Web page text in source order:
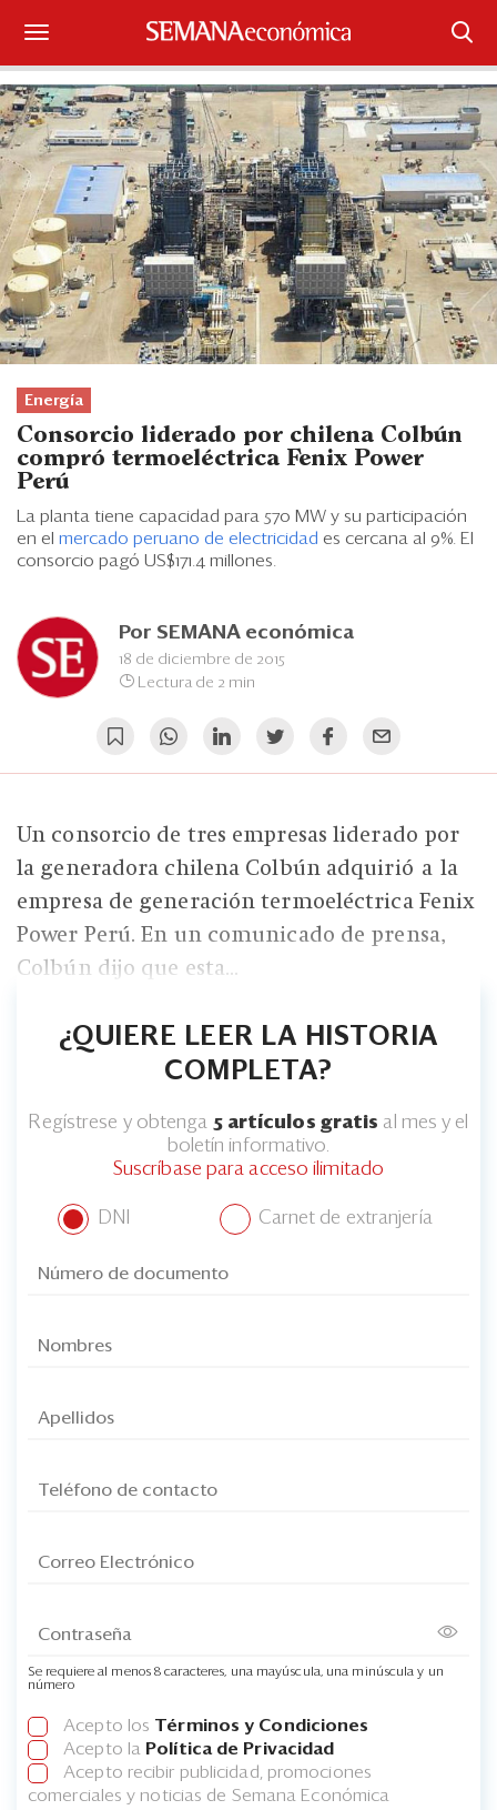
Suscríbase
Iniciar sesión
Portada
¿Qué está pasando?
Sectores y Empresas
Management
Economía y Finanzas
Legal y Política
Blogs
Edición Impresa
Energía
Consorcio liderado por chilena Colbún
compró termoeléctrica Fenix Power
Perú
La planta tiene capacidad para 570 MW y su participación
en el mercado peruano de electricidad es cercana al 9%. El
consorcio pagó US$171.4 millones.
Por SEMANA económica
18 de diciembre de 2015
Lectura de 2 min
Un consorcio de tres empresas liderado por
la generadora chilena Colbún adquirió a la
empresa de generación termoeléctrica Fenix
Power Perú. En un comunicado de prensa,
Colbún dijo que esta...
¿QUIERE LEER LA HISTORIA
COMPLETA?
Regístrese y obtenga 5 artículos gratis al mes y el
boletín informativo.
Suscríbase para acceso ilimitado
DNI Carnet de extranjería
Se requiere al menos 8 caracteres, una mayúscula, una minúscula y un
número
Acepto los Términos y Condiciones
Acepto la Política de Privacidad
Acepto recibir publicidad, promociones
comerciales y noticias de Semana Económica